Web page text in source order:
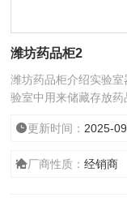
潍坊药品柜2
潍坊药品柜介绍实验
验室中用来储藏存放药
更新时间： 2025-
厂商性质：经销商